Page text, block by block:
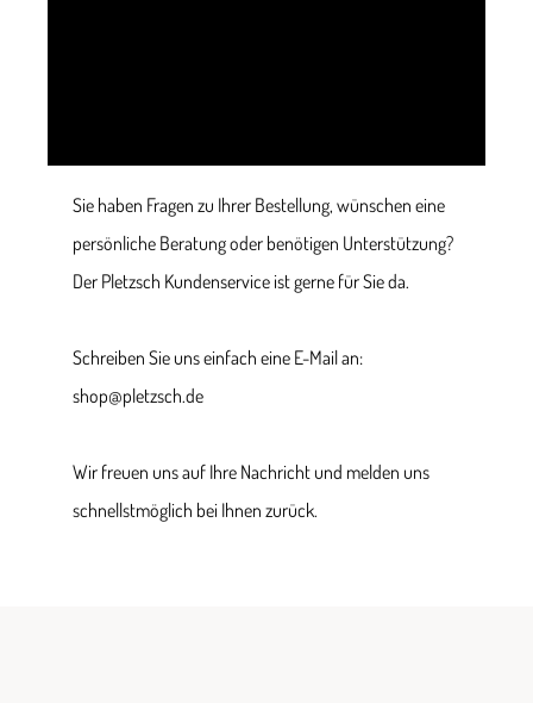
Sie haben Fragen zu Ihrer Bestellung, wünschen eine
persönliche Beratung oder benötigen Unterstützung?
Der Pletzsch Kundenservice ist gerne für Sie da.
Schreiben Sie uns einfach eine E-Mail an:
shop@pletzsch.de
Wir freuen uns auf Ihre Nachricht und melden uns
schnellstmöglich bei Ihnen zurück.